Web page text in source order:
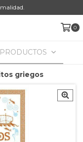
0
PRODUCTOS
griegos